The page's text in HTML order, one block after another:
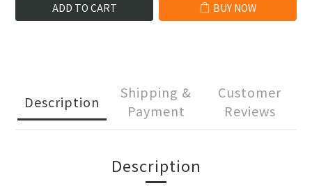
ADD TO CART BUY NOW
Description
Shipping &
Payment
Customer
Reviews
Description